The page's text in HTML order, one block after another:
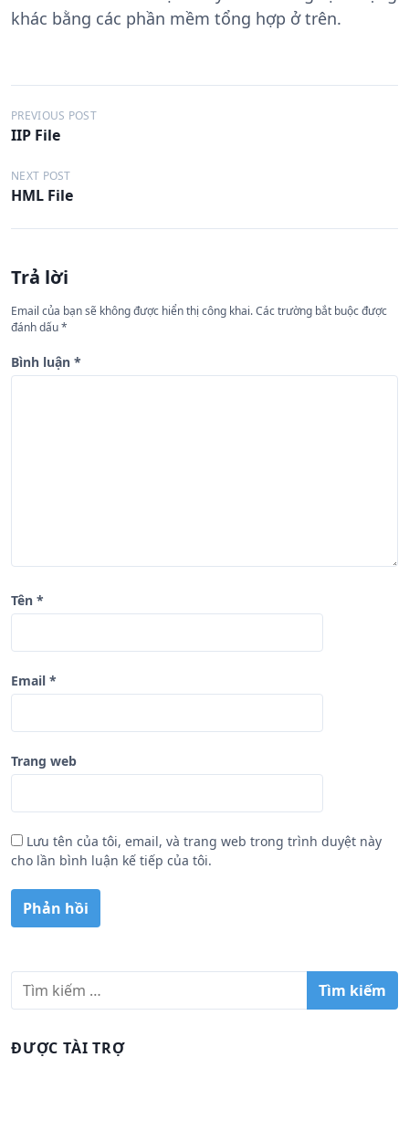
khác bằng các phần mềm tổng hợp ở trên.
Đ
i
ề
u
h
ớ
n
g
b
PREVIOUS POST
IIP File
NEXT POST
HML File
Trả lời
Email của bạn sẽ không được hiển thị công khai.Các trường bắt buộc được
đánh dấu*
Bình luận *
Tên *
Email *
Trang web
Lưu tên của tôi, email, và trang web trong trình duyệt này
cho lần bình luận kế tiếp của tôi.
iĐƯỢC TÀI TRỢ